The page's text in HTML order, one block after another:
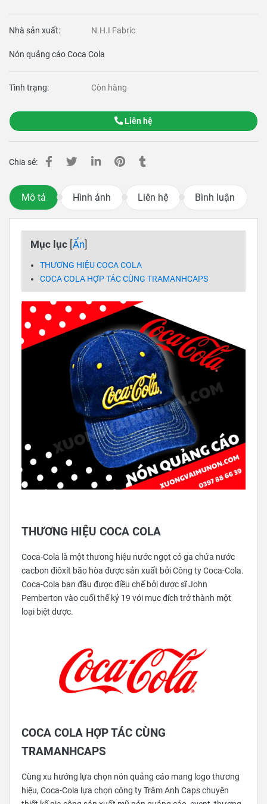
Nhà sản xuất: N.H.I Fabric
Nón quảng cáo Coca Cola
Tình trạng: Còn hàng
Liên hệ
Chia sẻ:
Mô tả Hình ảnh Liên hệ Bình luận
Mục lục [Ẩn]
THƯƠNG HIỆU COCA COLA
COCA COLA HỢP TÁC CÙNG TRAMANHCAPS
THƯƠNG HIỆU COCA COLA
Coca-Cola là một thương hiệu nước ngọt có ga chứa nước
cacbon điôxít bão hòa được sản xuất bởi Công ty Coca-Cola.
Coca-Cola ban đầu được điều chế bởi dược sĩ John
Pemberton vào cuối thế kỷ 19 với mục đích trở thành một
loại biệt dược.
COCA COLA HỢP TÁC CÙNG
TRAMANHCAPS
Cùng xu hướng lựa chọn nón quảng cáo mang logo thương
hiệu, Coca-Cola lựa chọn công ty Trâm Anh Caps chuyên